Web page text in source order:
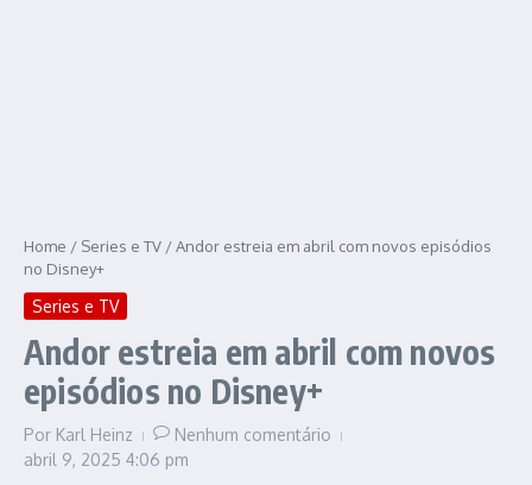
Home / Series e TV /Andor estreia em abril com novos episódios
no Disney+
Series e TV
Andor estreia em abril com novos
episódios no Disney+
Por Karl Heinz
Nenhum comentário
abril 9, 2025 4:06 pm